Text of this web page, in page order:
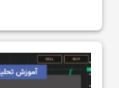
توسط معامله گران و